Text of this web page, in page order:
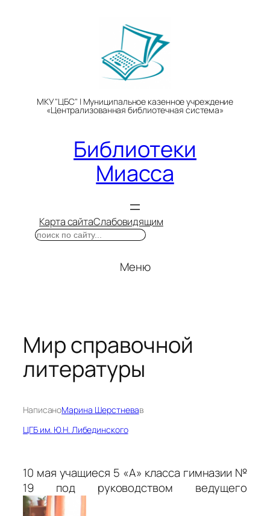
МКУ "ЦБС" | Муниципальное казенное учреждение
«Централизованная библиотечная система»
Библиотеки
Миасса
Карта сайтаСлабовидящим
Поиск
Меню
Мир справочной
литературы
НаписаноМарина Шерстневав
ЦГБ им. Ю.Н. Либединского
10 мая учащиеся 5 «А» класса гимназии №
19 под руководством ведущего